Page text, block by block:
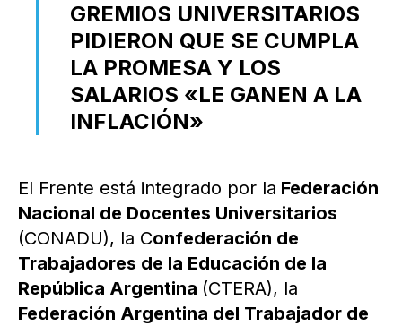
GREMIOS UNIVERSITARIOS
PIDIERON QUE SE CUMPLA
LA PROMESA Y LOS
SALARIOS «LE GANEN A LA
INFLACIÓN»
El Frente está integrado por la Federación
Nacional de Docentes Universitarios
(CONADU), la Confederación de
Trabajadores de la Educación de la
República Argentina (CTERA), la
Federación Argentina del Trabajador de